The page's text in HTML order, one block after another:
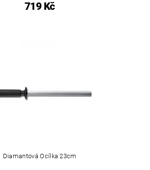
719 Kč
Diamantová Ocílka 23cm